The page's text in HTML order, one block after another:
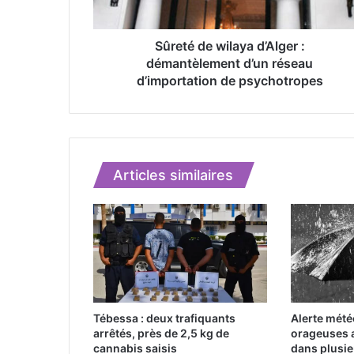
e
w
a
e
r
:
é
m
n
t
Sûreté de wilaya d’Alger :
démantèlement d’un réseau
d’importation de psychotropes
Articles similaires
Tébessa : deux trafiquants
arrêtés, près de 2,5 kg de
cannabis saisis
Alerte
orageuses
dans